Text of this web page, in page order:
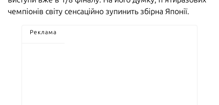
чемпіонів світу сенсаційно зупинить збірна Японії.
Реклама